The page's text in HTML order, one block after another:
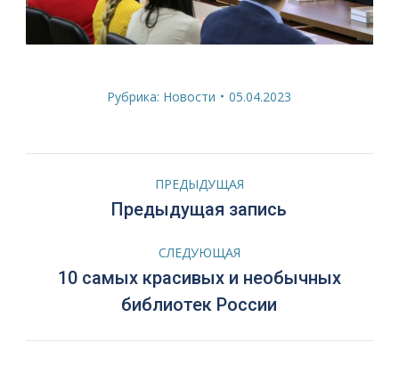
Рубрика: Новости 05.04.2023
НавигацияПРЕДЫДУЩАЯ
Предыдущая
Предыдущая запись
СЛЕДУЮЩАЯ
Следующая
запись:
10 самых красивых и необычных
библиотек России